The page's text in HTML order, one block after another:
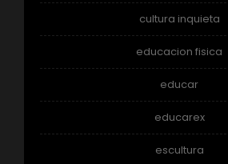
cultura inquieta
educacion fisica
educar
educarex
escultura